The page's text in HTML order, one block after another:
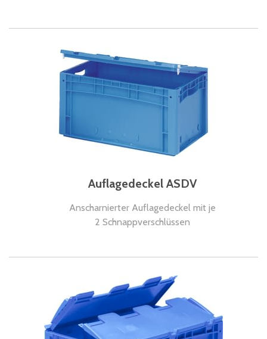
Auflagedeckel ASDV
Anscharnierter Auflagedeckel mit je
2 Schnappverschlüssen